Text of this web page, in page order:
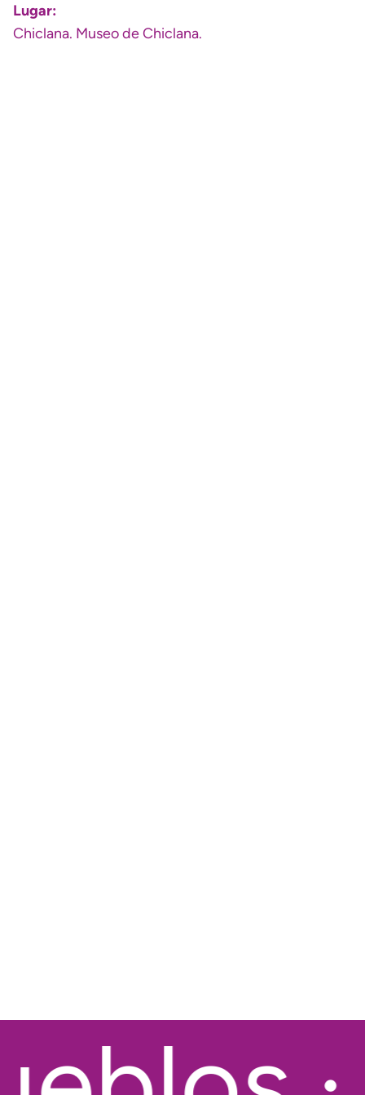
Lugar:
Chiclana. Museo de Chiclana.